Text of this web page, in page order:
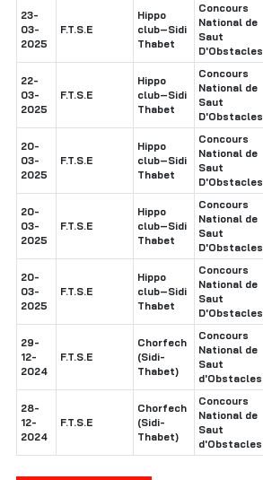
23-
03-
2025
F.T.S.E
Hippo
club–Sidi
Thabet
Concours
National de
Saut
D'Obstacles
22-
03-
2025
F.T.S.E
Hippo
club–Sidi
Thabet
Concours
National de
Saut
D'Obstacles
20-
03-
2025
F.T.S.E
Hippo
club–Sidi
Thabet
Concours
National de
Saut
D'Obstacles
20-
03-
2025
F.T.S.E
Hippo
club–Sidi
Thabet
Concours
National de
Saut
D'Obstacles
20-
03-
2025
F.T.S.E
Hippo
club–Sidi
Thabet
Concours
National de
Saut
D'Obstacles
29-
12-
2024
F.T.S.E
Chorfech
(Sidi-
Thabet)
Concours
National de
Saut
d'Obstacles
28-
12-
2024
F.T.S.E
Chorfech
(Sidi-
Thabet)
Concours
National de
Saut
d'Obstacles